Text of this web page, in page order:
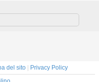
pannello alta con
del sito| Privacy Policy